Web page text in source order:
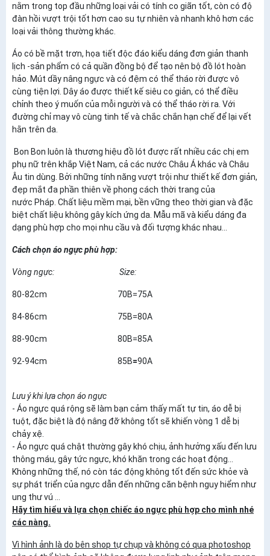
nằm trong top đầu những loại vải có tính co giãn tốt, còn có độ
đàn hồi vượt trội tốt hơn cao su tự nhiên và nhanh khô hơn các
loại vải thông thường khác.
Áo có bề mặt trơn, họa tiết độc đáo kiểu dáng đơn giản thanh
lịch -sản phẩm có cả quần đồng bộ để tạo nên bộ đồ lót hoàn
hảo. Mút dầy nâng ngực và có đệm có thể tháo rời được vô
cùng tiện lợi. Dây áo được thiết kế siêu co giản, có thể điều
chỉnh theo ý muốn của mỗi người và có thể tháo rời ra. Với
đường chỉ may vô cùng tinh tế và chắc chắn hạn chế để lại vết
hằn trên da.
Bon Bon luôn là thương hiệu đồ lót được rất nhiều các chị em
phụ nữ trên khắp Việt Nam, cả các nước Châu Á khác và Châu
Âu tin dùng. Bởi những tính năng vượt trội như thiết kế đơn giản,
đẹp mắt đa phần thiên về phong cách thời trang của
nước Pháp. Chất liệu mềm mại, bền vững theo thời gian và đặc
biệt chất liệu không gây kích ứng da. Mẫu mã và kiểu dáng đa
dạng phù hợp cho mọi nhu cầu và đối tượng khác nhau...
Cách chọn áo ngực phù hợp:
Vòng ngực: Size:
80-82cm 70B=75A
84-86cm 75B=80A
88-90cm 80B=85A
92-94cm 85B=90A
Lưu ý khi lựa chọn áo ngực
- Áo ngực quá rộng sẽ làm bạn cảm thấy mất tự tin, áo dễ bị
tuột, đặc biệt là độ nâng đỡ không tốt sẽ khiến vòng 1 dễ bị
chảy xệ.
- Áo ngực quá chật thường gây khó chịu, ảnh hưởng xấu đến lưu
thông máu, gây tức ngực, khó khăn trong các hoạt động...
Không những thế, nó còn tác động không tốt đến sức khỏe và
sự phát triển của ngực dẫn đến những căn bệnh nguy hiểm như
ung thư vú ...
Hãy tìm hiểu và lựa chọn chiếc áo ngực phù hợp cho mình nhé
các nàng.
Vì hình ảnh là do bên shop tự chụp và không có qua photoshop